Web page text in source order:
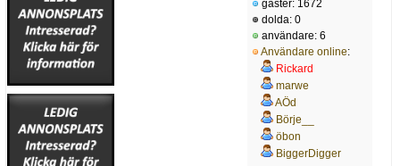
gäster: 1672
dolda: 0
användare: 6
Användare online:
Rickard
marwe
AÖd
Börje__
öbon
BiggerDigger